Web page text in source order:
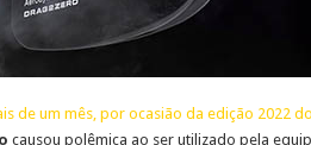
de um mês, por ocasião da edição 2022
causou polêmica ao ser utilizado pela